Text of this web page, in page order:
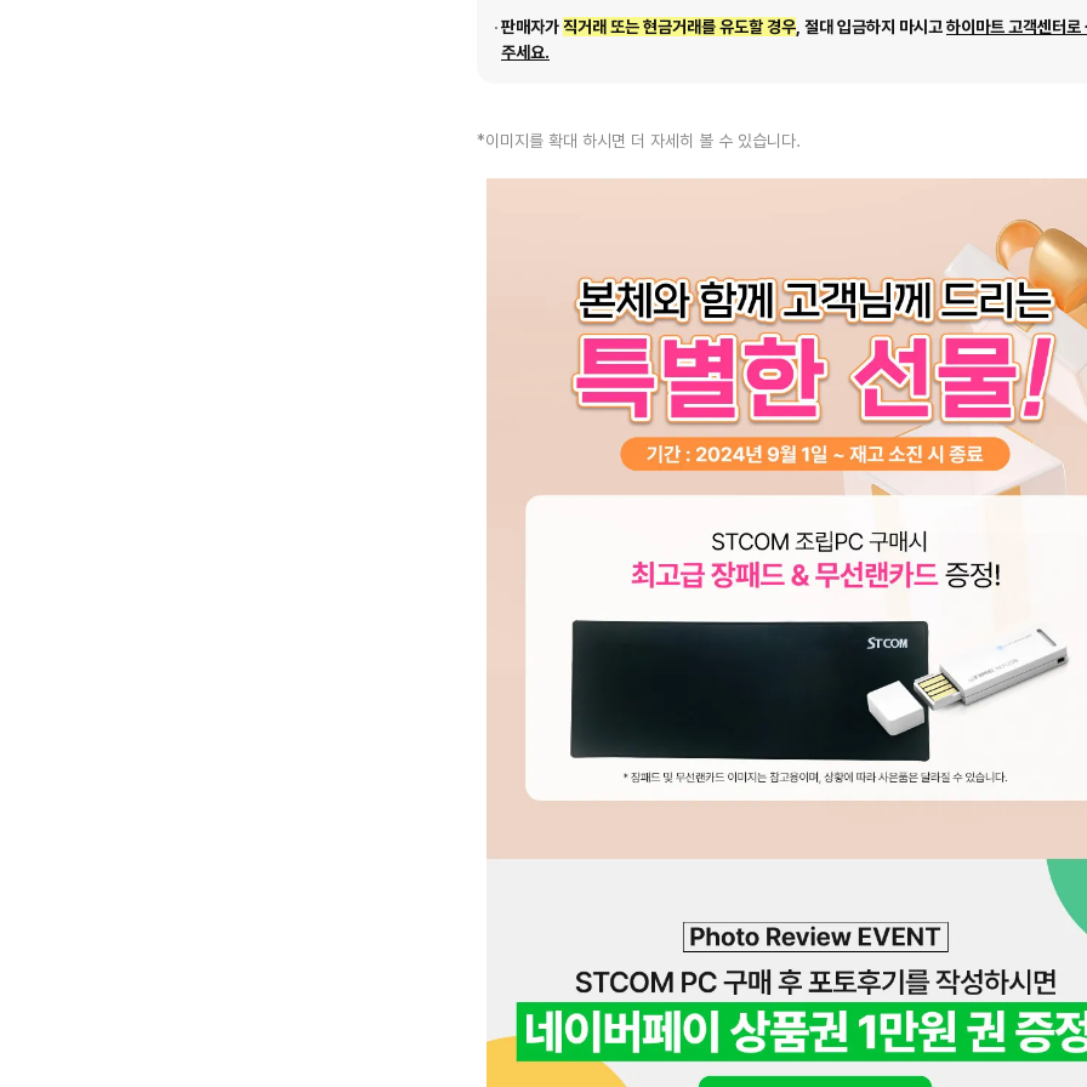
판매자가직거래 또는 현금거래를 유도할 경우 , 절대 입금하지 마시고하이마트 고객센터로
주세요.
*이미지를 확대 하시면 더 자세히 볼 수 있습니다.